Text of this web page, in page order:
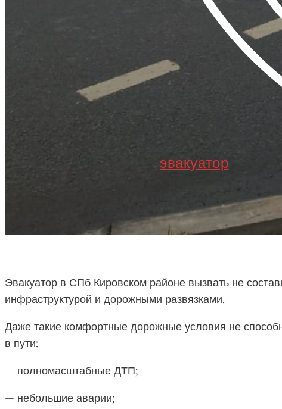
эвакуатор
Эвакуатор в СПб Кировском районе вызвать не
инфраструктурой и дорожными развязками.
Даже такие комфортные дорожные условия не
в пути:
— полномасштабные ДТП;
— небольшие аварии;